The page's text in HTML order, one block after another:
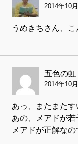
2014年10
うめきちさん、こ
五色の虹
2014年10
あっ、またまたす
あの、メアドが
メアドが正解な